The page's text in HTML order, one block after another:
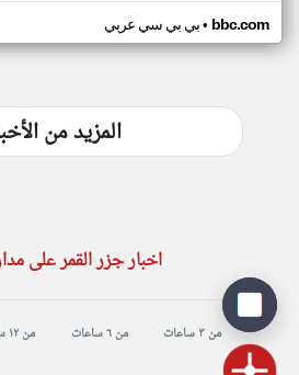
بي بي سي عربي• bbc.com
المزيد من
اخبار جزر القمر على
من ٣ ساعات من ٦ ساعات من ١٢ ساعة